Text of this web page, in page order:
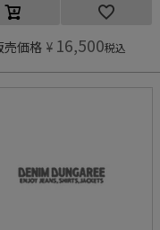
売価格 ¥ 16,500税込